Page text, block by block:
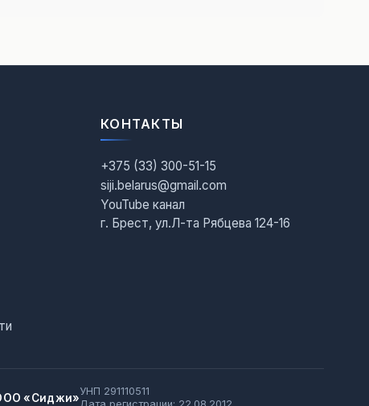
КОНТАКТЫ
+375 (33) 300-51-15
siji.belarus@gmail.com
YouTube канал
г. Брест, ул.Л-та Рябцева 124-16
«Сиджи»УНП 291110511